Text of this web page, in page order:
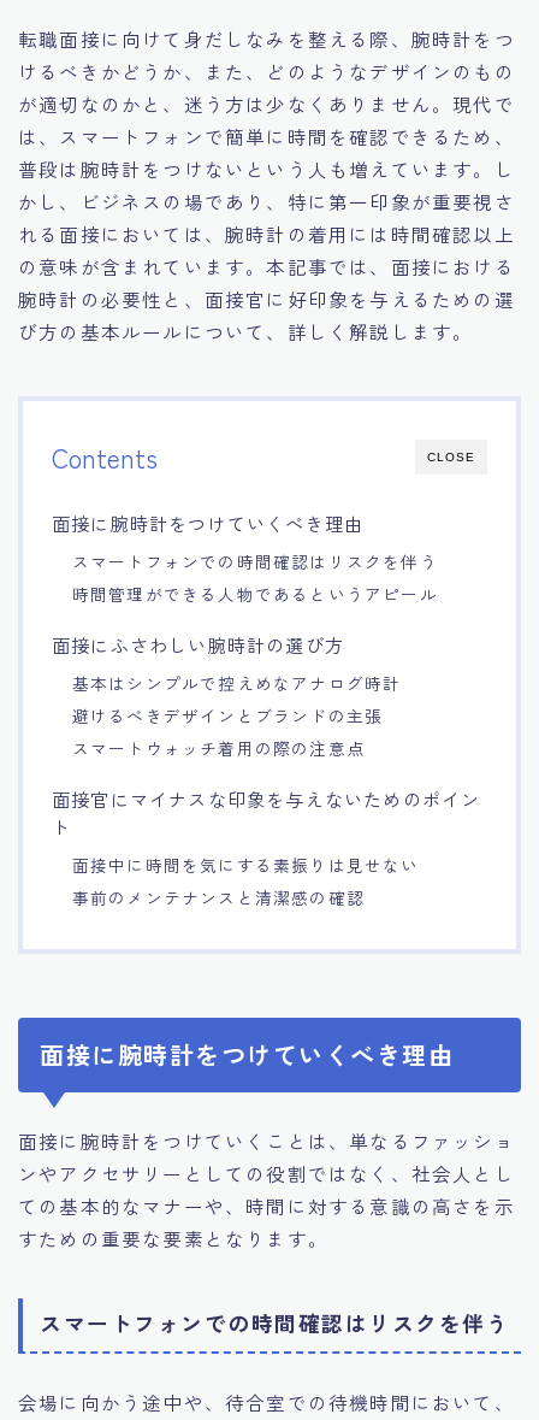
14.キャリアアップのための面接戦略
15.職場適応力をアピールする方法
16.エージェントと良好な関係を築く方法
17.面接でブランクを効果的に伝える方法
18.転職後の職場に適応するためのヒント
転職面接に向けて身だしなみを整える際、腕時計をつ
けるべきかどうか、また、どのようなデザインのもの
が適切なのかと、迷う方は少なくありません。現代で
は、スマートフォンで簡単に時間を確認できるため、
普段は腕時計をつけないという人も増えています。し
かし、ビジネスの場であり、特に第一印象が重要視さ
れる面接においては、腕時計の着用には時間確認以上
の意味が含まれています。本記事では、面接における
腕時計の必要性と、面接官に好印象を与えるための選
び方の基本ルールについて、詳しく解説します。
CLOSE
Contents
面接に腕時計をつけていくべき理由
スマートフォンでの時間確認はリスクを伴う
時間管理ができる人物であるというアピール
面接にふさわしい腕時計の選び方
基本はシンプルで控えめなアナログ時計
避けるべきデザインとブランドの主張
スマートウォッチ着用の際の注意点
面接官にマイナスな印象を与えないためのポイン
ト
面接中に時間を気にする素振りは見せない
事前のメンテナンスと清潔感の確認
面接に腕時計をつけていくべき理由
面接に腕時計をつけていくことは、単なるファッショ
ンやアクセサリーとしての役割ではなく、社会人とし
ての基本的なマナーや、時間に対する意識の高さを示
すための重要な要素となります。
スマートフォンでの時間確認はリスクを伴う
会場に向かう途中や、待合室での待機時間において、